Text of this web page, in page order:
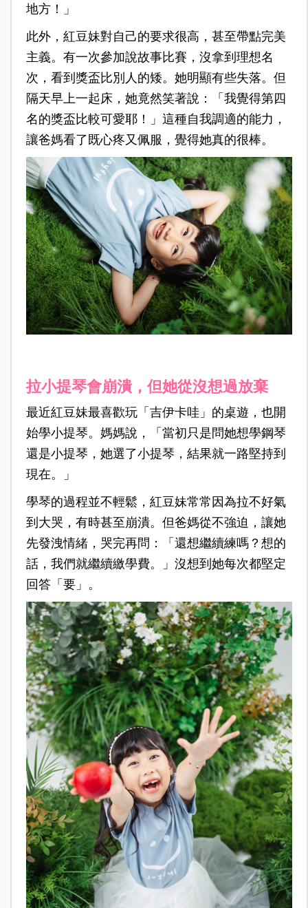
地方！」
此外，紅豆妹對自己的要求很高，甚至帶點完美
主義。有一次參加說故事比賽，沒拿到理想名
次，看到獎盃比別人的矮。她明顯有些失落。但
隔天早上一起床，她竟然笑著說：「我覺得第四
名的獎盃比較可愛耶！」這種自我調適的能力，
讓爸媽看了既心疼又佩服，覺得她真的很棒。
拉小提琴會崩潰，但她從沒想過放棄
最近紅豆妹最喜歡玩「吉伊卡哇」的桌遊，也開
始學小提琴。媽媽說，「當初只是問她想學鋼琴
還是小提琴，她選了小提琴，結果就一路堅持到
現在。」
學琴的過程並不輕鬆，紅豆妹常常因為拉不好氣
到大哭，有時甚至崩潰。但爸媽從不強迫，讓她
先發洩情緒，哭完再問：「還想繼續練嗎？想的
話，我們就繼續繳學費。」沒想到她每次都堅定
回答「要」。